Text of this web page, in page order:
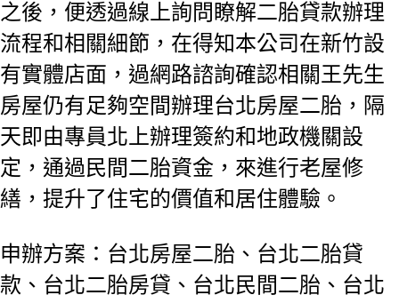
之後，便透過線上詢問瞭解二胎貸款辦理
流程和相關細節，在得知本公司在新竹設
有實體店面，過網路諮詢確認相關王先生
房屋仍有足夠空間辦理台北房屋二胎，隔
天即由專員北上辦理簽約和地政機關設
定，通過民間二胎資金，來進行老屋修
繕，提升了住宅的價值和居住體驗。
申辦方案：台北房屋二胎、 台北二胎貸
款、 台北二胎房貸、 台北民間二胎、 台北